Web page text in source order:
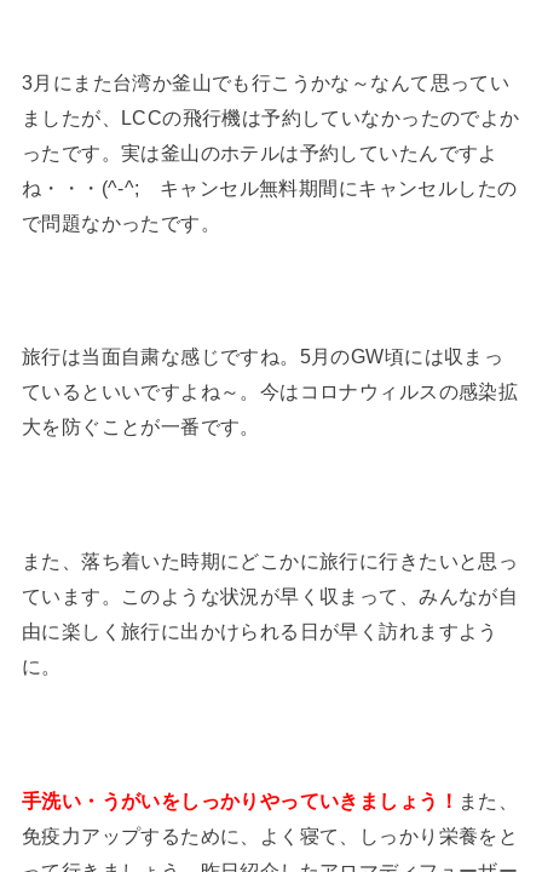
3月にまた台湾か釜山でも行こうかな～なんて思ってい
ましたが、LCCの飛行機は予約していなかったのでよか
ったです。実は釜山のホテルは予約していたんですよ
ね・・・(^-^; キャンセル無料期間にキャンセルしたの
で問題なかったです。
旅行は当面自粛な感じですね。5月のGW頃には収まっ
ているといいですよね～。今はコロナウィルスの感染拡
大を防ぐことが一番です。
また、落ち着いた時期にどこかに旅行に行きたいと思っ
ています。このような状況が早く収まって、みんなが自
由に楽しく旅行に出かけられる日が早く訪れますよう
に。
手洗い・うがいをしっかりやっていきましょう！ また、
免疫力アップするために、よく寝て、しっかり栄養をと